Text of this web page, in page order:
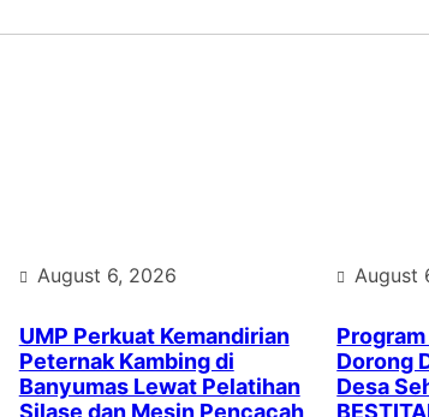
August 6, 2026
UMP Perkuat Kemandirian
Peternak Kambing di
Banyumas Lewat Pelatihan
August
Program
Dorong
Desa